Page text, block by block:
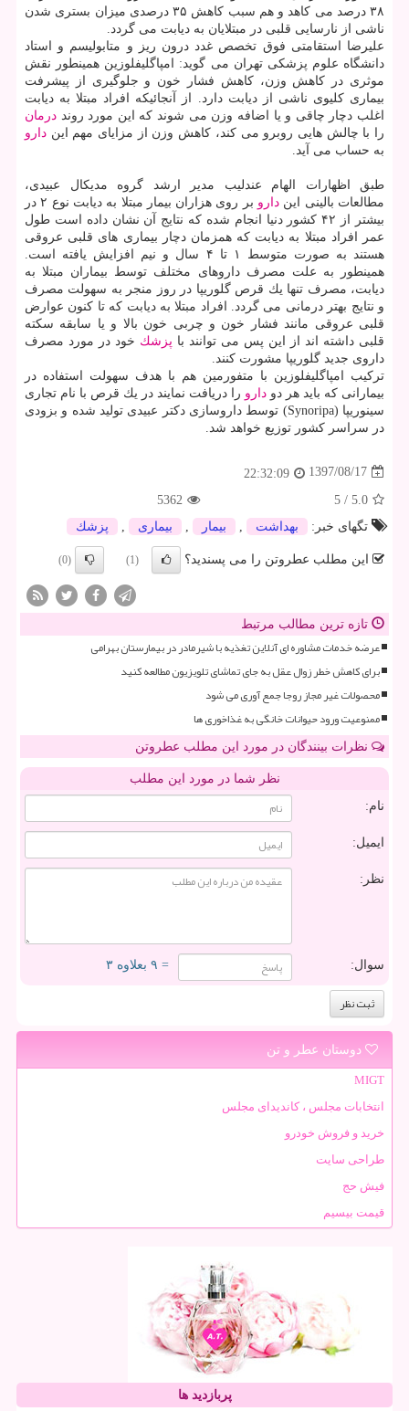
۳۸ درصد می كاهد و هم سبب كاهش ۳۵ درصدی میزان بستری شدن
ناشی از نارسایی قلبی در مبتلایان به دیابت می گردد.
علیرضا استقامتی فوق تخصص غدد درون ریز و متابولیسم و استاد
دانشگاه علوم پزشكی تهران می گوید: امپاگلیفلوزین همینطور نقش
موثری در كاهش وزن، كاهش فشار خون و جلوگیری از پیشرفت
بیماری كلیوی ناشی از دیابت دارد. از آنجائیكه افراد مبتلا به دیابت
اغلب دچار چاقی و یا اضافه وزن می شوند كه این مورد روند درمان
را با چالش هایی روبرو می كند، كاهش وزن از مزایای مهم این دارو
به حساب می آید.
طبق اظهارات الهام عندلیب مدیر ارشد گروه مدیكال عبیدی،
مطالعات بالینی این دارو
بر روی هزاران بیمار مبتلا به دیابت نوع ۲ در
بیشتر از ۴۲ كشور دنیا انجام شده كه نتایج آن نشان داده است طول
عمر افراد مبتلا به دیابت كه همزمان دچار بیماری های قلبی عروقی
هستند به صورت متوسط ۱ تا ۴ سال و نیم افزایش یافته است.
همینطور به علت مصرف داروهای مختلف توسط بیماران مبتلا به
دیابت، مصرف تنها یك قرص گلوریپا در روز منجر به سهولت مصرف
و نتایج بهتر درمانی می گردد. افراد مبتلا به دیابت كه تا كنون عوارض
قلبی عروقی مانند فشار خون و چربی خون بالا و یا سابقه سكته
قلبی داشته اند از این پس می توانند با پزشك خود در مورد مصرف
داروی جدید گلوریپا مشورت كنند.
تركیب امپاگلیفلوزین با متفورمین هم با هدف سهولت استفاده در
بیمارانی كه باید هر دو دارو را دریافت نمایند در یك قرص با نام تجاری
سینوریپا (Synoripa) توسط داروسازی دكتر عبیدی تولید شده و بزودی
در سراسر كشور توزیع خواهد شد.
1397/08/17
22:32:09
5.0
/
5
5362
تگهای خبر:
بهداشت بیمار بیماری پزشك
این مطلب عطروتن را می پسندید؟ (1)
(0)
تازه ترین مطالب مرتبط
عرضه خدمات مشاوره ای آنلاین تغذیه با شیرمادر در بیمارستان بهرامی
برای کاهش خطر زوال عقل به جای تماشای تلویزیون مطالعه کنید
محصولات غیر مجاز روجا جمع آوری می شود
ممنوعیت ورود حیوانات خانگی به غذاخوری ها
نظرات بینندگان در مورد این مطلب عطروتن
نظر شما در مورد این مطلب
نام:
ایمیل:
نظر:
سوال: = ۹ بعلاوه ۳
دوستان عطر و تن
MIGT
انتخابات مجلس ، کاندیدای مجلس
خرید و فروش خودرو
طراحی سایت
فیش حج
قیمت بیسیم
پربازدید ها